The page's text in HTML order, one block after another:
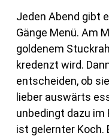
Jeden Abend gibt
Gänge Menü. Am
goldenem
kredenzt wird.
entscheiden, ob
lieber auswärts
unbedingt dazu im
ist gelernter Koch.